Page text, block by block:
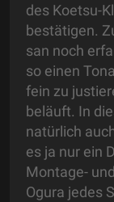
des Koetsu-
bestätigen.
san noch
so einen
fein zu
beläuft. In
natürlich
es ja nur ein
Montage-
Ogura jedes